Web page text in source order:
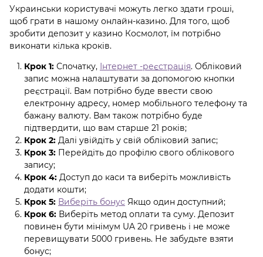
Украинськи користувачі можуть легко здати гроші,
щоб грати в нашому онлайн-казино. Для того, щоб
зробити депозит у казино Космолот, їм потрібно
виконати кілька кроків.
Крок 1: Спочатку, Інтернет -реєстрація. Обліковий
запис можна налаштувати за допомогою кнопки
реєстрації. Вам потрібно буде ввести свою
електронну адресу, номер мобільного телефону та
бажану валюту. Вам також потрібно буде
підтвердити, що вам старше 21 років;
Крок 2: Далі увійдіть у свій обліковий запис;
Крок 3: Перейдіть до профілю свого облікового
запису;
Крок 4: Доступ до каси та виберіть можливість
додати кошти;
Крок 5: Виберіть бонус Якщо один доступний;
Крок 6: Виберіть метод оплати та суму. Депозит
повинен бути мінімум UA 20 гривень і не може
перевищувати 5000 гривень. Не забудьте взяти
бонус;